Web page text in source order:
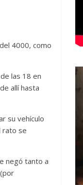
4000, como
las 18 en
allí hasta
su vehículo
rato se
negó tanto a